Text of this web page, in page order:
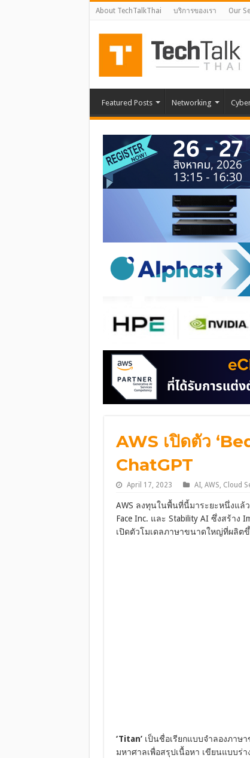
About TechTalkThai บริการของเรา Our
Featured Posts Networking
AWS เปิดตัว
ChatGPT
April 17, 2023 AI, AWS, Cloud
AWS ลงทุนในพื้นที่นี้มาระยะหนึ่งแ
Face Inc. และ Stability AI ซึ่งสร้าง
เปิดตัวโมเดลภาษาขนาดใหญ่ที่ผลิตขึ้
‘Titan’เป็นชื่อเรียกแบบจำลองภาษ
มหาศาลเพื่อสรุปเนื้อหา เขียนแบบร่